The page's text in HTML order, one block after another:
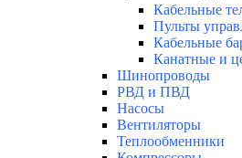
Кабельные
Пульты
Кабельные
Канатные и
Шинопроводы
РВД и ПВД
Насосы
Вентиляторы
Теплообменники